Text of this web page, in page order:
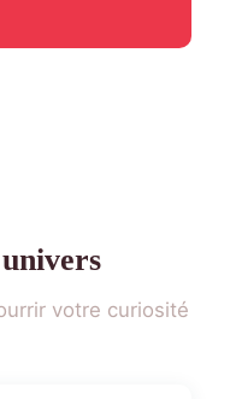
votre curiosité